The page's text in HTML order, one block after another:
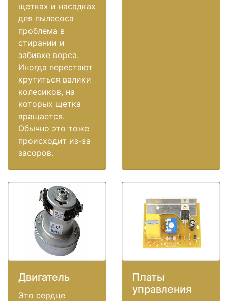
щетках и насадках
для пылесоса
проблема в
стирании и
забивке ворса.
Иногда перестают
крутиться валики
колесиков, на
которых щетка
вращается.
Обычно это тоже
происходит из-за
засоров.
Двигатель
Это сердце
Платы
управления